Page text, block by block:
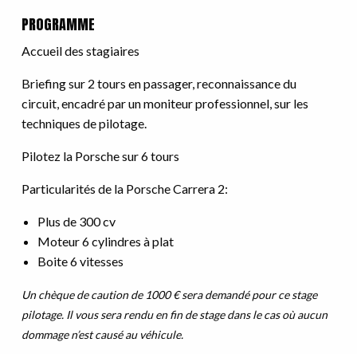
PROGRAMME
Accueil des stagiaires
Briefing sur 2 tours en passager, reconnaissance du
circuit, encadré par un moniteur professionnel, sur les
techniques de pilotage.
Pilotez la Porsche sur 6 tours
Particularités de la Porsche Carrera 2:
Plus de 300 cv
Moteur 6 cylindres à plat
Boite 6 vitesses
Un chèque de caution de 1000 € sera demandé pour ce stage
pilotage. Il vous sera rendu en fin de stage dans le cas où aucun
dommage n’est causé au véhicule.